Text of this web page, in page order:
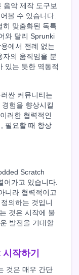
음악 제작 도구보
볼 수 있습니다.
히 맞춤화된 독특
와 달리 Sprunki
에서 전례 없는
자의 움직임을 분
있는 듯한 역동적
싼 커뮤니티는
험을 향상시킬
러한 협력적인
필요할 때 항상
Scratch
어가고 있습니다.
니라 협력적이고
의하는 것입니
것은 시작에 불
발전을 기대할
작하기
것은 매우 간단